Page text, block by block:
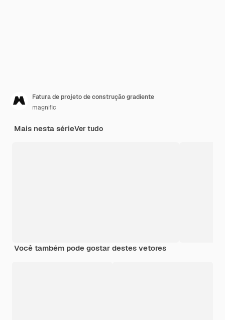
Fatura de projeto de construção gradiente
magnific
Mais nesta sérieVer tudo
Você também pode gostar destes vetores